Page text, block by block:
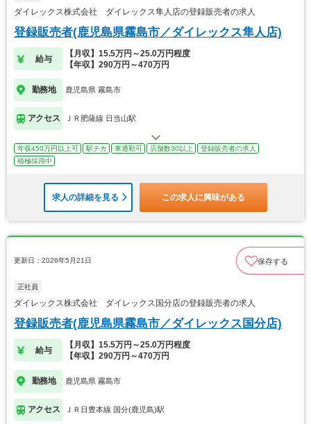
ダイレックス株式会社 ダイレックス隼人店の登録販売者の求人
登録販売者(鹿児島県霧島市／ダイレックス隼人店)
給与
【月収】15.5万円～25.0万円程度
【年収】290万円～470万円
勤務地 鹿児島県 霧島市
アクセス ＪＲ肥薩線 日当山駅
年収450万円以上可 駅チカ 車通勤可 店舗数30以上
登録販売者の求人
積極採用中
求人の詳細を見る この求人に興味がある
更新日：2026年5月21日 保存する
正社員
ダイレックス株式会社 ダイレックス国分店の登録販売者の求人
登録販売者(鹿児島県霧島市／ダイレックス国分店)
給与
【月収】15.5万円～25.0万円程度
【年収】290万円～470万円
勤務地 鹿児島県 霧島市
アクセス ＪＲ日豊本線 国分(鹿児島)駅